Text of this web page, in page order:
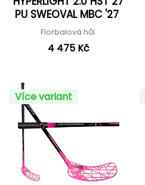
PU SWEOVAL MBC '27
Florbalová hůl
4 475 Kč
Více variant